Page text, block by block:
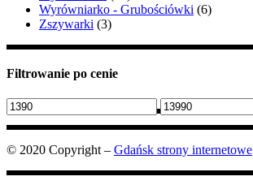
Wyrówniarko - Grubościówki (6)
Zszywarki (3)
Filtrowanie po cenie
Cena
min
Cena
max
© 2020 Copyright – Gdańsk strony internetowe